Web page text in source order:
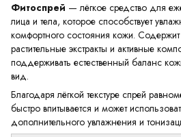
Фитоспрей — лёгкое средство для
лица и тела, которое способствует
комфортного состояния кожи.
растительные экстракты и активные
поддерживать естественный баланс
вид.
Благодаря лёгкой текстуре спрей
быстро впитывается и может
дополнительного увлажнения и